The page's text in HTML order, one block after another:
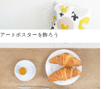
アートポスターを飾ろう